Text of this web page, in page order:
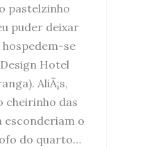
pastelzinho
puder deixar
hospedem-se
Hotel
AliÃ¡s,
cheirinho das
esconderiam o
do quarto…